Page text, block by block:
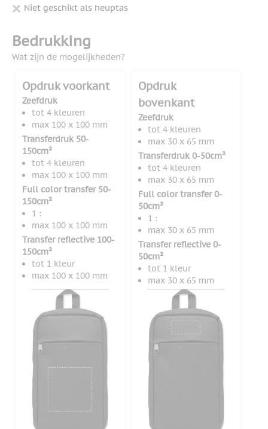
Niet geschikt als heuptas
Bedrukking
Wat zijn de mogelijkheden?
Opdruk voorkant
Zeefdruk
tot 4 kleuren
max 100 x 100 mm
Transferdruk 50-
150cm²
tot 4 kleuren
max 100 x 100 mm
Full color transfer 50-
150cm²
1 :
max 100 x 100 mm
Transfer reflective 100-
150cm²
tot 1 kleur
max 100 x 100 mm
Opdruk
bovenkant
Zeefdruk
tot 4 kleuren
max 30 x 65 mm
Transferdruk 0-50cm²
tot 4 kleuren
max 30 x 65 mm
Full color transfer 0-
50cm²
1 :
max 30 x 65 mm
Transfer reflective 0-
50cm²
tot 1 kleur
max 30 x 65 mm